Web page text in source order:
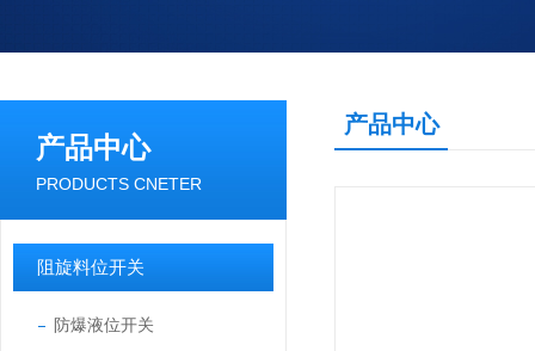
产品中心
PRODUCTS CNETER
阻旋料位开关
防爆液位开关
产品中心